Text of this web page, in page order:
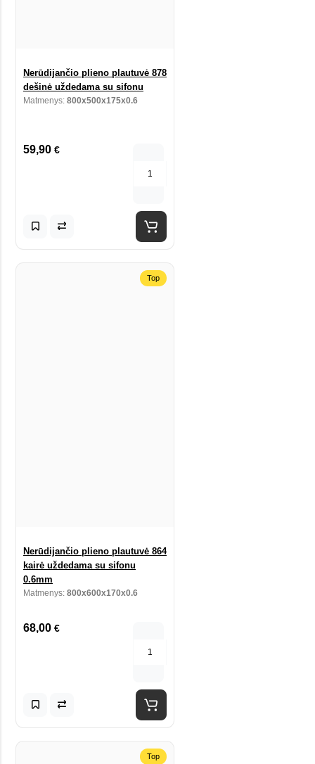
Nerūdijančio plieno plautuvė 878
dešinė uždedama su sifonu
Matmenys: 800x500x175x0.6
59,90 €
Top
Nerūdijančio plieno plautuvė 864
kairė uždedama su sifonu
0.6mm
Matmenys: 800x600x170x0.6
68,00 €
Top